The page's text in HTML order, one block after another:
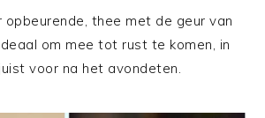
opbeurende, thee met de geur van
om mee tot rust te komen, in
voor na het avondeten.